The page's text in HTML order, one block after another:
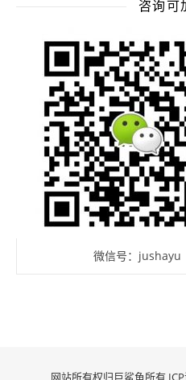
咨询可
微信号：jushayu
网站所有权归巨鲨鱼所有